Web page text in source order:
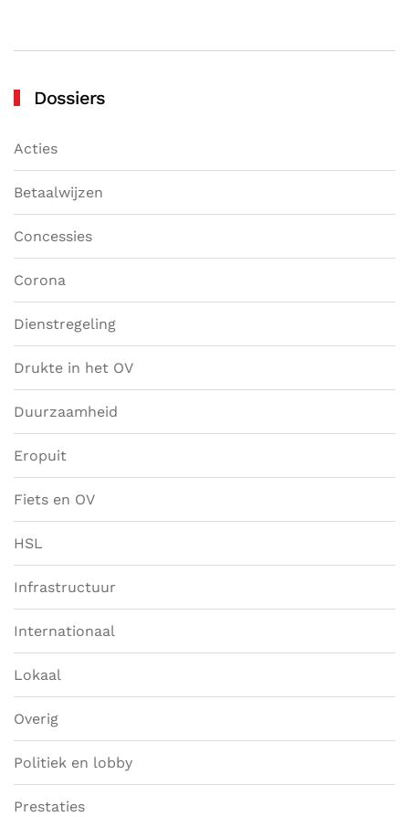
Dossiers
Acties
Betaalwijzen
Concessies
Corona
Dienstregeling
Drukte in het OV
Duurzaamheid
Eropuit
Fiets en OV
HSL
Infrastructuur
Internationaal
Lokaal
Overig
Politiek en lobby
Prestaties